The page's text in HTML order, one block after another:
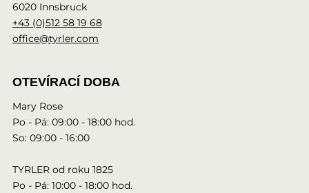
6020 Innsbruck
+43 (0)512 58 19 68
office@tyrler.com
OTEVÍRACÍ DOBA
Mary Rose
Po - Pá: 09:00 - 18:00 hod.
So: 09:00 - 16:00
TYRLER od roku 1825
Po - Pá: 10:00 - 18:00 hod.